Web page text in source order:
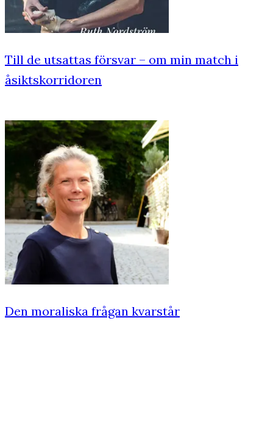
Till de utsattas försvar – om min match i
åsiktskorridoren
Den moraliska frågan kvarstår